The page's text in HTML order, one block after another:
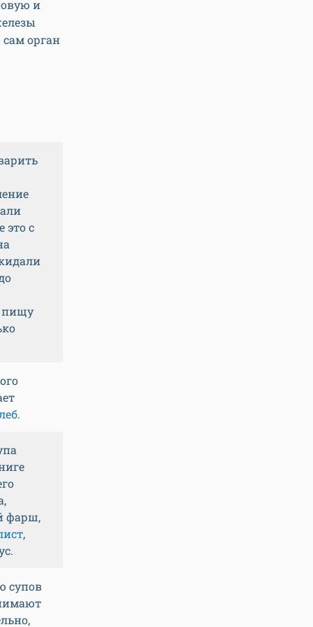
и
сам орган
это с
пищу
.
фарш,
,
супов